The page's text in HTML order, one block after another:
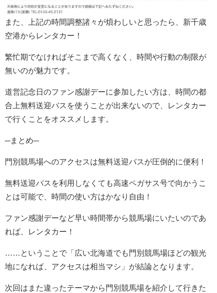
また、上記の時間調整諸々が煩わしいと思ったら、新千歳
空港からレンタカー！
繁忙期でなければそこまで高くなく、時間や行動の制限が
無いのが魅力です。
道営記念日のファン感謝デーに参加したい方は、時間の都
合上無料送迎バスを使うことが出来ないので、レンタカー
で行くことをオススメします。
─まとめ─
門別競馬場へのアクセスは無料送迎バスが圧倒的に便利！
無料送迎バスを利用しなくても高速ペガサス号で向かうこ
とは可能で、時間の使い方はかなり自由！
ファン感謝デーなど早い時間帯から競馬場にいたいのであ
れば、レンタカー！
……ということで「広い北海道でも門別競馬場ほどの観光
地になれば、アクセスは相当マシ」が結論となります。
次回はまた違ったテーマから門別競馬場を紹介して行きた